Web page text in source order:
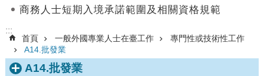
絡
我
們
English
商務人士短期入境承諾範圍及相關資格規範
:::
首頁 一般外國專業人士在臺工作
專門性或技術性工作
A14.批發業
A14.批發業